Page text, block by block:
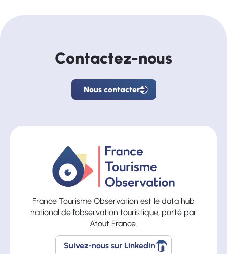
Contactez-nous
Nous
contacter
Nous contacter
France Tourisme Observation est le data hub
national de l’observation touristique, porté par
Atout France.
Suivez-
Suivez-nous sur Linkedin